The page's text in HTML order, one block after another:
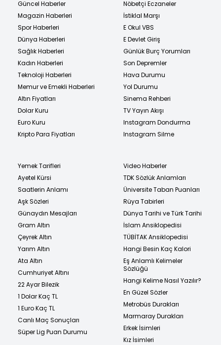
Güncel Haberler
Magazin Haberleri
Spor Haberleri
Dünya Haberleri
Sağlık Haberleri
Kadın Haberleri
Teknoloji Haberleri
Memur ve Emekli Haberleri
Altın Fiyatları
Dolar Kuru
Euro Kuru
Kripto Para Fiyatları
Nöbetçi Eczaneler
İstiklal Marşı
E Okul VBS
E Devlet Giriş
Günlük Burç Yorumları
Son Depremler
Hava Durumu
Yol Durumu
Sinema Rehberi
TV Yayın Akışı
Instagram Dondurma
Instagram Silme
Yemek Tarifleri
Ayetel Kürsi
Saatlerin Anlamı
Aşk Sözleri
Günaydın Mesajları
Gram Altın
Çeyrek Altın
Yarım Altın
Ata Altın
Cumhuriyet Altını
22 Ayar Bilezik
1 Dolar Kaç TL
1 Euro Kaç TL
Canlı Maç Sonuçları
Süper Lig Puan Durumu
Video Haberler
TDK Sözlük Anlamları
Üniversite Taban Puanları
Rüya Tabirleri
Dünya Tarihi ve Türk Tarihi
İslam Ansiklopedisi
TÜBİTAK Ansiklopedisi
Hangi Besin Kaç Kalori
Eş Anlamlı Kelimeler
Sözlüğü
Hangi Kelime Nasıl Yazılır?
En Güzel Sözler
Metrobüs Durakları
Marmaray Durakları
Erkek İsimleri
Kız İsimleri